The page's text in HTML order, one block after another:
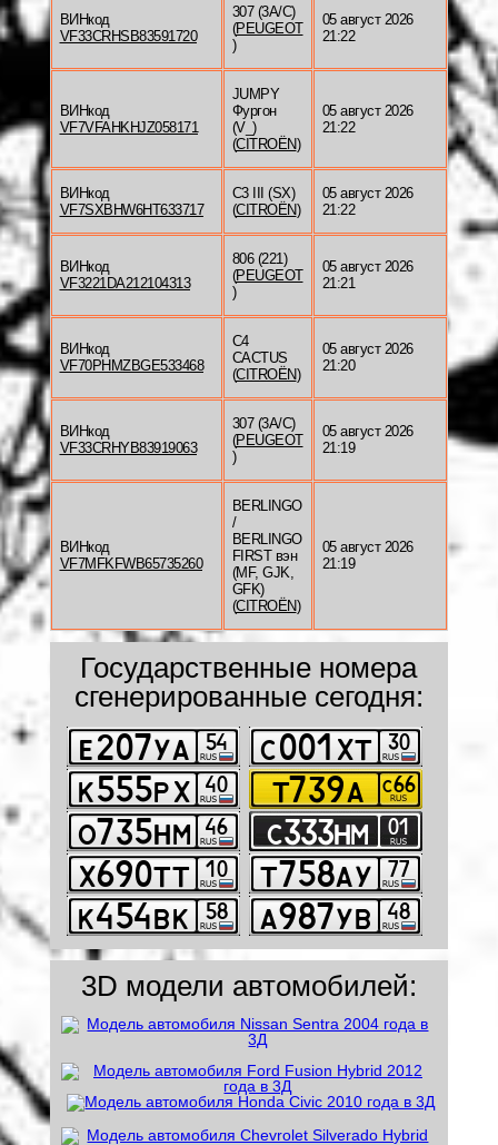
ВИНкод
VF33CRHSB83591720
307 (3A/C)
(PEUGEOT
)
05 август 2026
21:22
ВИНкод
VF7VFAHKHJZ058171
JUMPY
Фургон
(V_)
(CITROËN)
05 август 2026
21:22
ВИНкод
VF7SXBHW6HT633717
C3 III (SX)
(CITROËN)
05 август 2026
21:22
ВИНкод
VF3221DA212104313
806 (221)
(PEUGEOT
)
05 август 2026
21:21
ВИНкод
VF70PHMZBGE533468
C4
CACTUS
(CITROËN)
05 август 2026
21:20
ВИНкод
VF33CRHYB83919063
307 (3A/C)
(PEUGEOT
)
05 август 2026
21:19
ВИНкод
VF7MFKFWB65735260
BERLINGO
/
BERLINGO
FIRST вэн
(MF, GJK,
GFK)
(CITROËN)
05 август 2026
21:19
Государственные номера
сгенерированные сегодня:
3D модели автомобилей: